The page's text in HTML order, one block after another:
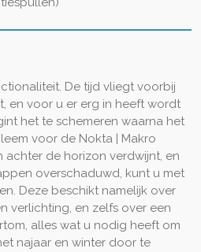
De tijd vliegt voorbij
en voor u er erg in heeft wordt
het te schemeren waarna het
voor de Nokta | Makro
achter de horizon verdwijnt, en
overschaduwd, kunt u met
Deze beschikt namelijk over
verlichting, en zelfs over een
alles wat u nodig heeft om
najaar en winter door te